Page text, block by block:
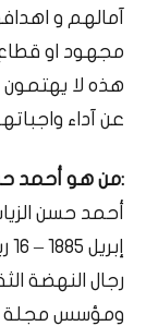
آمالهم و
مجهود او
هذه لا
عن آداء
:من هو أحمد
رجال النهضة
ومؤسس مجلة